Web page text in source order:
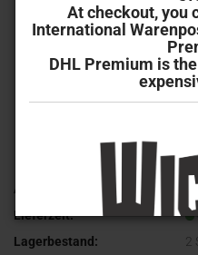
At checkout, you
International
DHL Premium is
Art.Nr.:
Lieferzeit:
Lagerbestand: 2